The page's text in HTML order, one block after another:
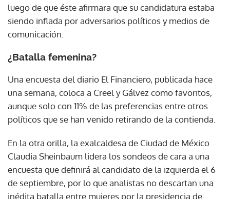
luego de que éste afirmara que su candidatura estaba
siendo inflada por adversarios políticos y medios de
comunicación.
¿Batalla femenina?
Una encuesta del diario El Financiero, publicada hace
una semana, coloca a Creel y Gálvez como favoritos,
aunque solo con 11% de las preferencias entre otros
políticos que se han venido retirando de la contienda.
En la otra orilla, la exalcaldesa de Ciudad de México
Claudia Sheinbaum lidera los sondeos de cara a una
encuesta que definirá al candidato de la izquierda el 6
de septiembre, por lo que analistas no descartan una
inédita batalla entre mujeres por la presidencia de